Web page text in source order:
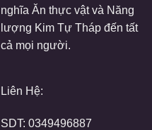
nghĩa Ăn thực vật và Năng
lượng Kim Tự Tháp đến tất
cả mọi người.
Liên Hệ:
SDT: 0349496887